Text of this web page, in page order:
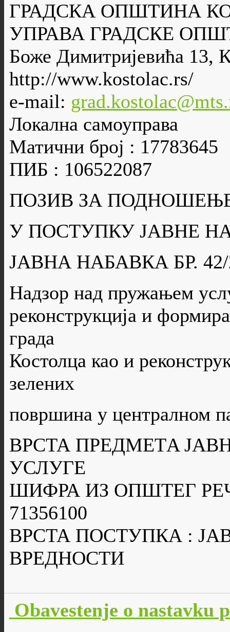
ГРАДСКА ОПШТИНА
УПРАВА ГРАДСКЕ
Боже Димитријевића 13,
http://www.kostolac.rs/
e-mail:
Локална самоуправа
Матични број : 17783645
ПИБ : 106522087
ПОЗИВ ЗА
У ПОСТУПКУ ЈАВНЕ
ЈАВНА НАБАВКА БР. 42/
Надзор над пружањем
реконструкција и
града
Костолца као и
зелених
површина у централном
ВРСТА ПРЕДМЕТA
УСЛУГЕ
ШИФРА ИЗ ОПШТЕГ
71356100
ВРСТА ПОСТУПКА :
ВРЕДНОСТИ
Obavestenje o nastavku